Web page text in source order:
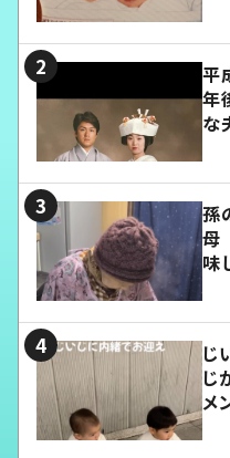
平
年
な
孫
母
味
じ
じ
メ